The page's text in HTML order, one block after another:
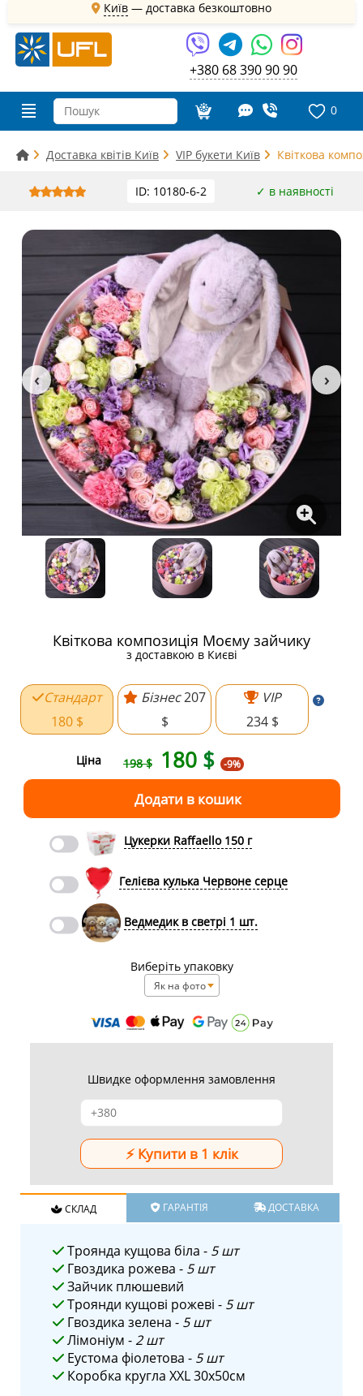
Київ — доставка безкоштовно
+380 68 390 90 90
0
Доставка квітів Київ VIP букети Київ Квіткова
ID: 10180-6-2 ✓ в наявності
Квіткова композиція Моєму зайчику
з доставкою в Києві
Стандарт
180 $
Бізнес207
$
VIP
234 $
Ціна 198 $ 180 $ -9%
Цукерки Raffaello 150 г
Гелієва кулька Червоне серце
Ведмедик в светрі 1 шт.
Виберіть упаковку
Як на фото
Швидке оформлення замовлення
СКЛАД ГАРАНТІЯ ДОСТАВКА
Троянда кущова біла - 5 шт
Гвоздика рожева - 5 шт
Зайчик плюшевий
Троянди кущові рожеві - 5 шт
Гвоздика зелена - 5 шт
Лімоніум -2 шт
Еустома фіолетова - 5 шт
Коробка кругла XXL 30х50см